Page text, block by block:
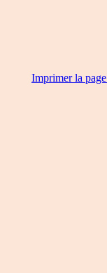
Imprimer la page